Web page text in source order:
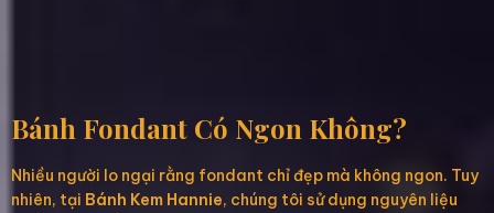
Bánh Fondant Có Ngon Không?
Nhiều người lo ngại rằng fondant chỉ đẹp mà không ngon. Tuy
nhiên, tại Bánh Kem Hannie, chúng tôi sử dụng nguyên liệu